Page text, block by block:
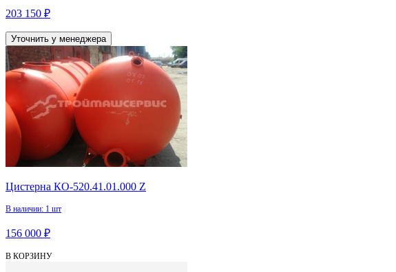
203 150 ₽
Уточнить у менеджера
Цистерна КО-520.41.01.000 Z
В наличии: 1 шт
156 000 ₽
В КОРЗИНУ